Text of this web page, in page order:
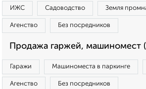
ИЖС Садоводство Земля
Агенство Без посредников
Продажа гаржей, машиномест
Гаражи Машиноместа в паркинге
Агенство Без посредников